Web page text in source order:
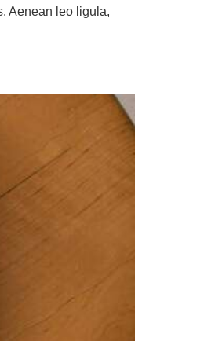
Aenean leo ligula,